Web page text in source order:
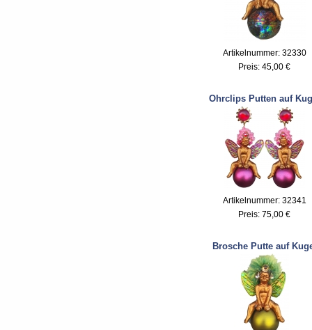
Artikelnummer: 32330
Preis: 45,00 €
Ohrclips Putten auf
Artikelnummer: 32341
Preis: 75,00 €
Brosche Putte auf